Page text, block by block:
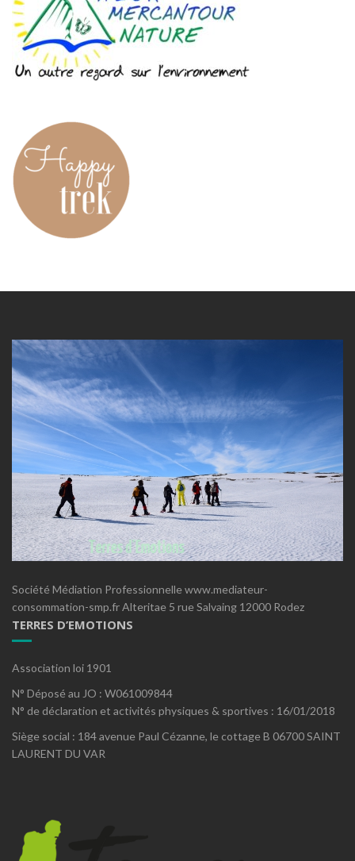
Société Médiation Professionnelle www.mediateur-
consommation-smp.fr Alteritae 5 rue Salvaing 12000 Rodez
TERRES D’EMOTIONS
Association loi 1901
N° Déposé au JO : W061009844
N° de déclaration et activités physiques & sportives : 16/01/2018
Siège social : 184 avenue Paul Cézanne, le cottage B 06700 SAINT
LAURENT DU VAR